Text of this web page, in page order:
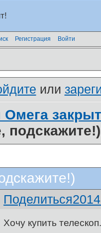
Регистрация Войти
или
подскажите!)
Поделиться
Хочу купить